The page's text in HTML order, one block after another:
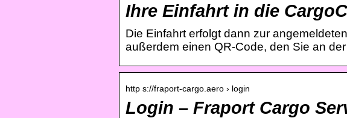
Ihre Einfahrt in die
Die Einfahrt erfolgt dann zur
außerdem einen QR-Code, den Sie an
http s://fraport-cargo.aero › login
Login – Fraport Cargo